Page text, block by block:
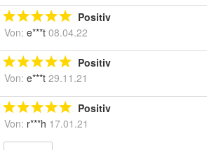
Positiv
Von: e***t 08.04.22
Positiv
Von: e***t 29.11.21
Positiv
Von: r***h 17.01.21